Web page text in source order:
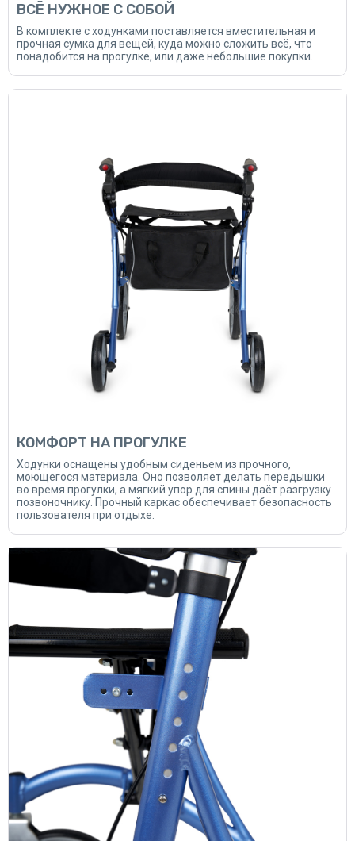
ВСЁ НУЖНОЕ С СОБОЙ
В комплекте с ходунками поставляется вместительная и
прочная сумка для вещей, куда можно сложить всё, что
понадобится на прогулке, или даже небольшие покупки.
КОМФОРТ НА ПРОГУЛКЕ
Ходунки оснащены удобным сиденьем из прочного,
моющегося материала. Оно позволяет делать передышки
во время прогулки, а мягкий упор для спины даёт разгрузку
позвоночнику. Прочный каркас обеспечивает безопасность
пользователя при отдыхе.